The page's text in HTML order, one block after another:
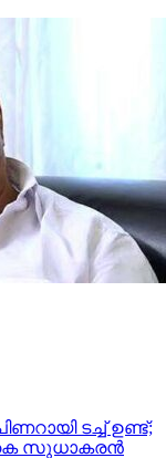
ടച്ച് ഉണ്ട്;
കെ സുധാകരന്‍